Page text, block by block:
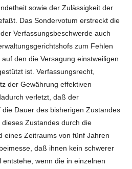
sowie der Zulässigkeit der
Das Sondervotum erstreckt die
Verfassungsbeschwerde auch
zum Fehlen
den die Versagung einstweiligen
ist. Verfassungsrecht,
der Gewährung effektiven
verletzt, daß der
Dauer des bisherigen Zustandes
Zustandes durch die
eines Zeitraums von fünf Jahren
daß ihnen kein schwerer
wenn die in einzelnen